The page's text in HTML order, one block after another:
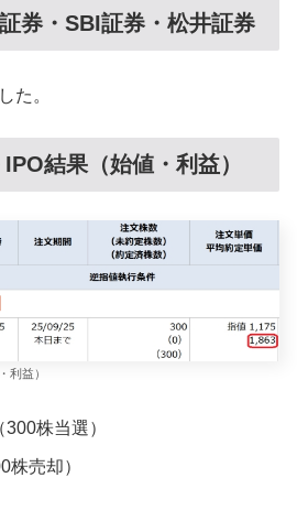
券・SBI証券・松井証券
た。
結果（始値・利益）
利益）
株当選）
株売却）